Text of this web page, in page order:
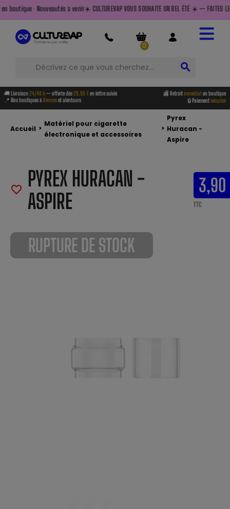
à venir☀️ CULTUREVAP VOUS SOUHAITE UN BEL ÉTÉ ☀️ — FAITES LE PLEIN
0
search
🚚 Livraison24/48 h — offerte dès29,90 €en lettre suivie 🏬 Retraitimmédiaten boutique
📍 Nos boutiques à Renneset alentours 🔒 Paiementsécurisé
Accueil >
Matériel pour cigarette
électronique et accessoires
>
Pyrex
Huracan -
Aspire
RUPTURE DE STOCK
favorite_border
PYREX HURACAN -
ASPIRE
TTC